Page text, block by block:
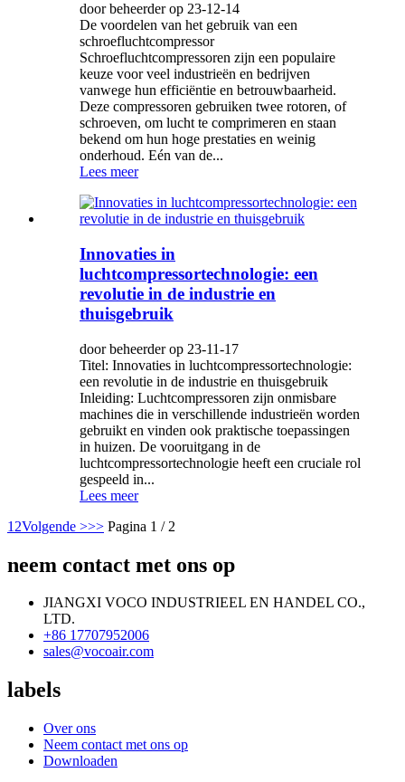
door beheerder op 23-12-14
De voordelen van het gebruik van een
schroefluchtcompressor
Schroefluchtcompressoren zijn een populaire
keuze voor veel industrieën en bedrijven
vanwege hun efficiëntie en betrouwbaarheid.
Deze compressoren gebruiken twee rotoren, of
schroeven, om lucht te comprimeren en staan ​​
bekend om hun hoge prestaties en weinig
onderhoud. Eén van de...
Lees meer
Innovaties in
luchtcompressortechnologie: een
revolutie in de industrie en
thuisgebruik
door beheerder op 23-11-17
Titel: Innovaties in luchtcompressortechnologie:
een revolutie in de industrie en thuisgebruik
Inleiding: Luchtcompressoren zijn onmisbare
machines die in verschillende industrieën worden
gebruikt en vinden ook praktische toepassingen
in huizen. De vooruitgang in de
luchtcompressortechnologie heeft een cruciale rol
gespeeld in...
Lees meer
1 2Volgende >>> Pagina 1 / 2
neem contact met ons op
JIANGXI VOCO INDUSTRIEEL EN HANDEL CO.,
LTD.
+86 17707952006
sales@vocoair.com
labels
Over ons
Neem contact met ons op
Downloaden